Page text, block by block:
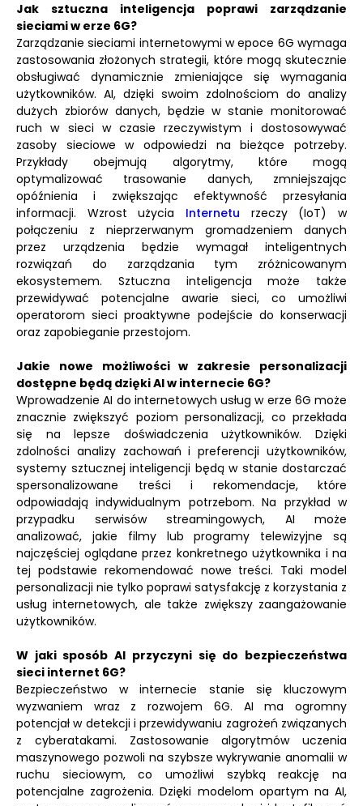
Jak sztuczna inteligencja poprawi zarządzanie
sieciami w erze 6G?
Zarządzanie sieciami internetowymi w epoce 6G wymaga
zastosowania złożonych strategii, które mogą skutecznie
obsługiwać dynamicznie zmieniające się wymagania
użytkowników. AI, dzięki swoim zdolnościom do analizy
dużych zbiorów danych, będzie w stanie monitorować
ruch w sieci w czasie rzeczywistym i dostosowywać
zasoby sieciowe w odpowiedzi na bieżące potrzeby.
Przykłady obejmują algorytmy, które mogą
optymalizować trasowanie danych, zmniejszając
opóźnienia i zwiększając efektywność przesyłania
informacji. Wzrost użycia Internetu rzeczy (IoT) w
połączeniu z nieprzerwanym gromadzeniem danych
przez urządzenia będzie wymagał inteligentnych
rozwiązań do zarządzania tym zróżnicowanym
ekosystemem. Sztuczna inteligencja może także
przewidywać potencjalne awarie sieci, co umożliwi
operatorom sieci proaktywne podejście do konserwacji
oraz zapobieganie przestojom.
Jakie nowe możliwości w zakresie personalizacji
dostępne będą dzięki AI w internecie 6G?
Wprowadzenie AI do internetowych usług w erze 6G może
znacznie zwiększyć poziom personalizacji, co przekłada
się na lepsze doświadczenia użytkowników. Dzięki
zdolności analizy zachowań i preferencji użytkowników,
systemy sztucznej inteligencji będą w stanie dostarczać
spersonalizowane treści i rekomendacje, które
odpowiadają indywidualnym potrzebom. Na przykład w
przypadku serwisów streamingowych, AI może
analizować, jakie filmy lub programy telewizyjne są
najczęściej oglądane przez konkretnego użytkownika i na
tej podstawie rekomendować nowe treści. Taki model
personalizacji nie tylko poprawi satysfakcję z korzystania z
usług internetowych, ale także zwiększy zaangażowanie
użytkowników.
W jaki sposób AI przyczyni się do bezpieczeństwa
sieci internet 6G?
Bezpieczeństwo w internecie stanie się kluczowym
wyzwaniem wraz z rozwojem 6G. AI ma ogromny
potencjał w detekcji i przewidywaniu zagrożeń związanych
z cyberatakami. Zastosowanie algorytmów uczenia
maszynowego pozwoli na szybsze wykrywanie anomalii w
ruchu sieciowym, co umożliwi szybką reakcję na
potencjalne zagrożenia. Dzięki modelom opartym na AI,